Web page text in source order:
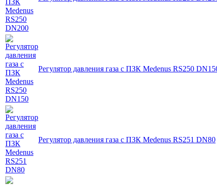
Регулятор давления газа с ПЗК Medenus RS250
Регулятор давления газа с ПЗК Medenus RS251 DN80